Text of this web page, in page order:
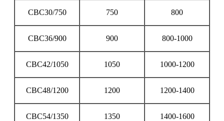
СВС30/750 750 800
СВС36/900 900 800-1000
СВС42/1050 1050 1000-1200
СВС48/1200 1200 1200-1400
СВС54/1350 1350 1400-1600